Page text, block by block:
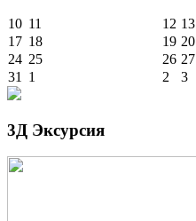
10 11 12 13
17 18 19 20
24 25 26 27
31
1 2 3
3Д Эксурсия